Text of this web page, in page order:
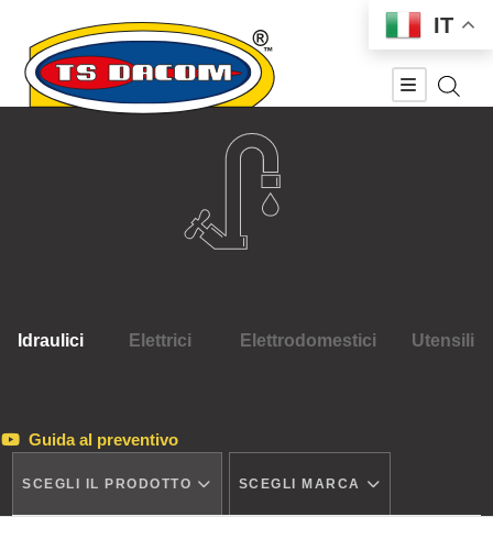
Idraulici Elettrici Elettrodomestici Utensili
Guida al preventivo
SCEGLI IL PRODOTTO SCEGLI MARCA
IT